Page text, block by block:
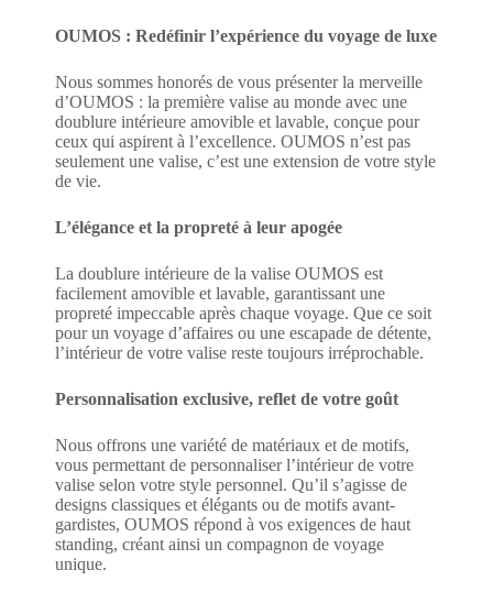
OUMOS : Redéfinir l’expérience du voyage de luxe
Nous sommes honorés de vous présenter la merveille
d’OUMOS : la première valise au monde avec une
doublure intérieure amovible et lavable, conçue pour
ceux qui aspirent à l’excellence. OUMOS n’est pas
seulement une valise, c’est une extension de votre style
de vie.
L’élégance et la propreté à leur apogée
La doublure intérieure de la valise OUMOS est
facilement amovible et lavable, garantissant une
propreté impeccable après chaque voyage. Que ce soit
pour un voyage d’affaires ou une escapade de détente,
l’intérieur de votre valise reste toujours irréprochable.
Personnalisation exclusive, reflet de votre goût
Nous offrons une variété de matériaux et de motifs,
vous permettant de personnaliser l’intérieur de votre
valise selon votre style personnel. Qu’il s’agisse de
designs classiques et élégants ou de motifs avant-
gardistes, OUMOS répond à vos exigences de haut
standing, créant ainsi un compagnon de voyage
unique.